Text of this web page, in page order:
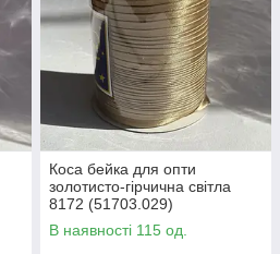
Коса бейка для опти
золотисто-гірчична світла
8172 (51703.029)
В наявності 115 од.